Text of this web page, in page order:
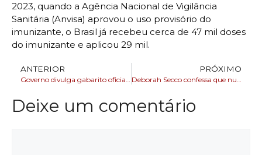
2023, quando a Agência Nacional de Vigilância
Sanitária (Anvisa) aprovou o uso provisório do
imunizante, o Brasil já recebeu cerca de 47 mil doses
do imunizante e aplicou 29 mil.
ANTERIOR
Governo divulga gabarito oficial preliminar do CNU
PRÓXIMO
Deborah Secco confessa que nunca deu beijo técnico
Deixe um comentário